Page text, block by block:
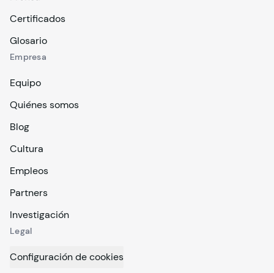
Certificados
Glosario
Empresa
Equipo
Quiénes somos
Blog
Cultura
Empleos
Partners
Investigación
Legal
Configuración de cookies